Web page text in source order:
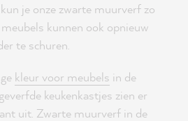
je onze zwarte muurverf zo
kunnen ook opnieuw
te schuren.
kleur voor meubels in de
keukenkastjes zien er
uit. Zwarte muurverf in de